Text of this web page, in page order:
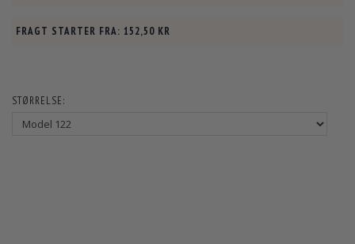
FRAGT STARTER FRA: 152,50 KR
STØRRELSE: